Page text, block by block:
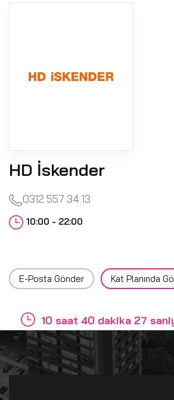
HD İskender
0312 557 34 13
10:00 - 22:00
E-Posta Gönder Kat Planında
10 saat 40 dakika 27